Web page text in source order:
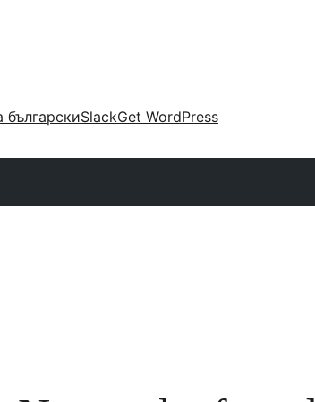
българскиSlackGet WordPress